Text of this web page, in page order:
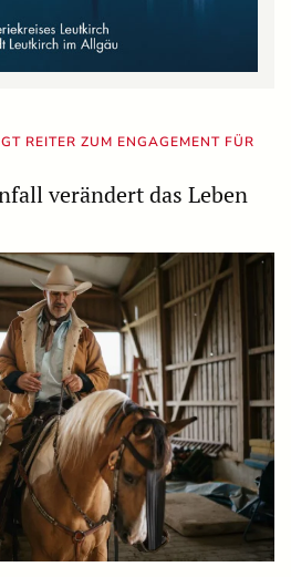
REITER ZUM ENGAGEMENT FÜR
verändert das Leben